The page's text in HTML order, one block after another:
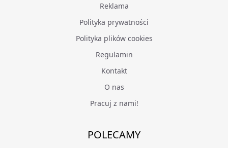
Reklama
Polityka prywatności
Polityka plików cookies
Regulamin
Kontakt
O nas
Pracuj z nami!
POLECAMY